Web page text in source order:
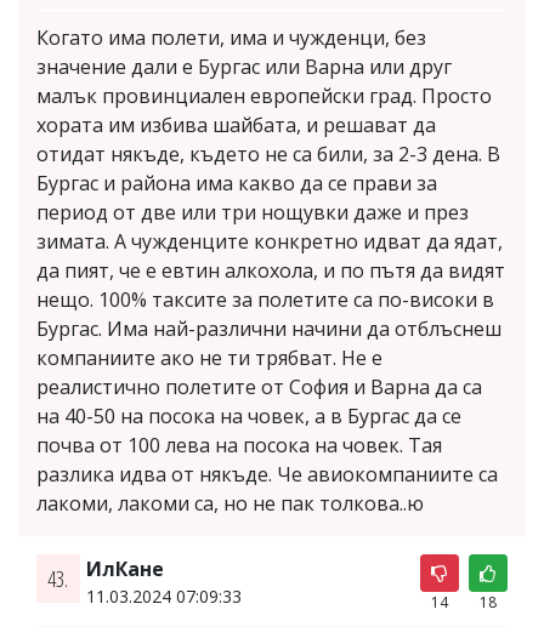
Когато има полети, има и чужденци, без
значение дали е Бургас или Варна или друг
малък провинциален европейски град. Просто
хората им избива шайбата, и решават да
отидат някъде, където не са били, за 2-3 дена. В
Бургас и района има какво да се прави за
период от две или три нощувки даже и през
зимата. А чужденците конкретно идват да ядат,
да пият, че е евтин алкохола, и по пътя да видят
нещо. 100% таксите за полетите са по-високи в
Бургас. Има най-различни начини да отблъснеш
компаниите ако не ти трябват. Не е
реалистично полетите от София и Варна да са
на 40-50 на посока на човек, а в Бургас да се
почва от 100 лева на посока на човек. Тая
разлика идва от някъде. Че авиокомпаниите са
лакоми, лакоми са, но не пак толкова..ю
43. ИлКане
11.03.2024 07:09:33 14 18